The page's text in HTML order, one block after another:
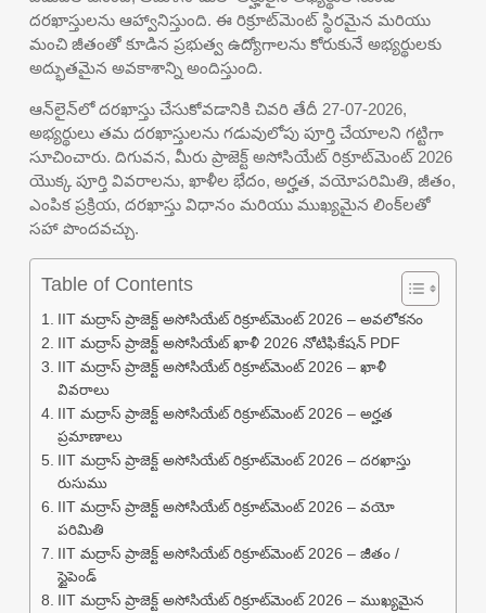
దరఖాస్తులను ఆహ్వానిస్తుంది. ఈ రిక్రూట్‌మెంట్ స్థిరమైన మరియు
మంచి జీతంతో కూడిన ప్రభుత్వ ఉద్యోగాలను కోరుకునే అభ్యర్థులకు
అద్భుతమైన అవకాశాన్ని అందిస్తుంది.
ఆన్‌లైన్‌లో దరఖాస్తు చేసుకోవడానికి చివరి తేదీ 27-07-2026,
అభ్యర్థులు తమ దరఖాస్తులను గడువులోపు పూర్తి చేయాలని గట్టిగా
సూచించారు. దిగువన, మీరు ప్రాజెక్ట్ అసోసియేట్ రిక్రూట్‌మెంట్ 2026
యొక్క పూర్తి వివరాలను, ఖాళీల భేదం, అర్హత, వయోపరిమితి, జీతం,
ఎంపిక ప్రక్రియ, దరఖాస్తు విధానం మరియు ముఖ్యమైన లింక్‌లతో
సహా పొందవచ్చు.
Table of Contents
IIT మద్రాస్ ప్రాజెక్ట్ అసోసియేట్ రిక్రూట్‌మెంట్ 2026 – అవలోకనం
IIT మద్రాస్ ప్రాజెక్ట్ అసోసియేట్ ఖాళీ 2026 నోటిఫికేషన్ PDF
IIT మద్రాస్ ప్రాజెక్ట్ అసోసియేట్ రిక్రూట్‌మెంట్ 2026 – ఖాళీ
వివరాలు
IIT మద్రాస్ ప్రాజెక్ట్ అసోసియేట్ రిక్రూట్‌మెంట్ 2026 – అర్హత
ప్రమాణాలు
IIT మద్రాస్ ప్రాజెక్ట్ అసోసియేట్ రిక్రూట్‌మెంట్ 2026 – దరఖాస్తు
రుసుము
IIT మద్రాస్ ప్రాజెక్ట్ అసోసియేట్ రిక్రూట్‌మెంట్ 2026 – వయో
పరిమితి
IIT మద్రాస్ ప్రాజెక్ట్ అసోసియేట్ రిక్రూట్‌మెంట్ 2026 – జీతం /
స్టైపెండ్
IIT మద్రాస్ ప్రాజెక్ట్ అసోసియేట్ రిక్రూట్‌మెంట్ 2026 – ముఖ్యమైన